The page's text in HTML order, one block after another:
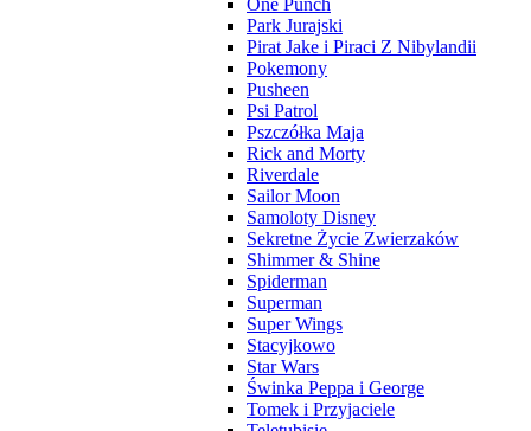
One Punch
Park Jurajski
Pirat Jake i Piraci Z Nibylandii
Pokemony
Pusheen
Psi Patrol
Pszczółka Maja
Rick and Morty
Riverdale
Sailor Moon
Samoloty Disney
Sekretne Życie Zwierzaków
Shimmer & Shine
Spiderman
Superman
Super Wings
Stacyjkowo
Star Wars
Świnka Peppa i George
Tomek i Przyjaciele